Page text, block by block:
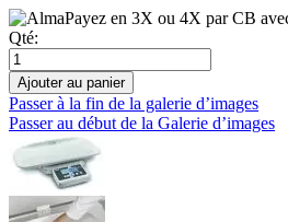
Payez en 3X ou 4X par CB
Qté:
Ajouter au panier
Passer à la fin de la galerie d’images
Passer au début de la Galerie d’images